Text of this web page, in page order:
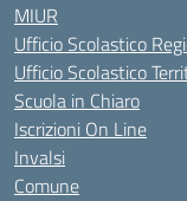
MIUR
Ufficio Scolastico
Ufficio Scolastico
Scuola in Chiaro
Iscrizioni On Line
Invalsi
Comune